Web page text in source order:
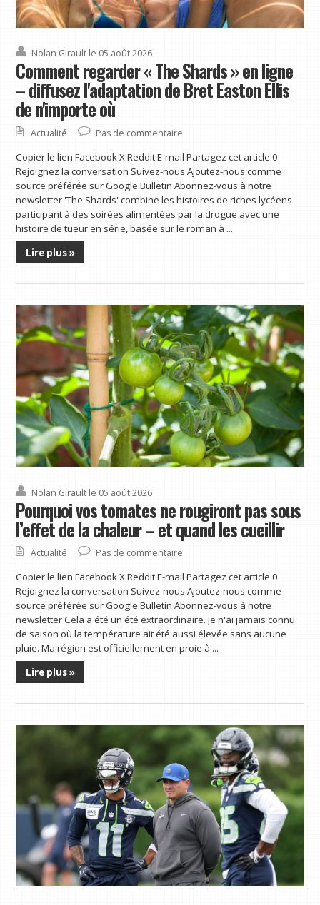
Nolan Girault le 05 août 2026
Comment regarder « The Shards » en ligne
– diffusez l'adaptation de Bret Easton Ellis
de n'importe où
Actualité Pas de commentaire
Copier le lien Facebook X Reddit E-mail Partagez cet article 0
Rejoignez la conversation Suivez-nous Ajoutez-nous comme
source préférée sur Google Bulletin Abonnez-vous à notre
newsletter 'The Shards' combine les histoires de riches lycéens
participant à des soirées alimentées par la drogue avec une
histoire de tueur en série, basée sur le roman à ...
Lire plus »
Nolan Girault le 05 août 2026
Pourquoi vos tomates ne rougiront pas sous
l’effet de la chaleur – et quand les cueillir
Actualité Pas de commentaire
Copier le lien Facebook X Reddit E-mail Partagez cet article 0
Rejoignez la conversation Suivez-nous Ajoutez-nous comme
source préférée sur Google Bulletin Abonnez-vous à notre
newsletter Cela a été un été extraordinaire. Je n'ai jamais connu
de saison où la température ait été aussi élevée sans aucune
pluie. Ma région est officiellement en proie à ...
Lire plus »